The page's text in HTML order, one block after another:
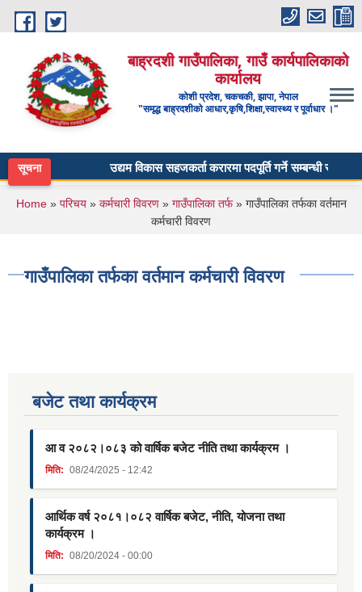
Skip to main content
बाह्रदशी गाउँपालिका, गाउँ कार्यपालिकाको
कार्यालय
कोशी प्रदेश, चकचकी, झापा, नेपाल
"समृद्ध बाह्रदशीको आधार,कृषि,शिक्षा,स्वास्थ्य र पूर्वाधार ।"
सूचना उद्यम विकास सहजकर्ता करारमा पदपूर्ति गर्ने सम्बन्धी सूचना ।
You are here
Home» परिचय» कर्मचारी विवरण» गाउँपालिका तर्फ» गाउँपालिका तर्फका वर्तमान
कर्मचारी विवरण
गाउँपालिका तर्फका वर्तमान कर्मचारी विवरण
बजेट तथा कार्यक्रम
आ व २०८२।०८३ को वार्षिक बजेट नीति तथा कार्यक्रम ।
मिति: 08/24/2025 - 12:42
आर्थिक वर्ष २०८१।०८२ वार्षिक बजेट, नीति, योजना तथा
कार्यक्रम ।
मिति: 08/20/2024 - 00:00